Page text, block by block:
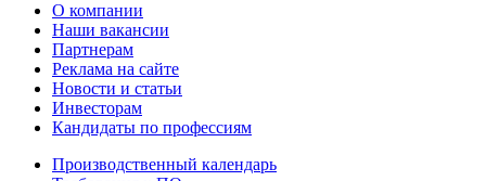
О компании
Наши вакансии
Партнерам
Реклама на сайте
Новости и статьи
Инвесторам
Кандидаты по профессиям
Производственный календарь